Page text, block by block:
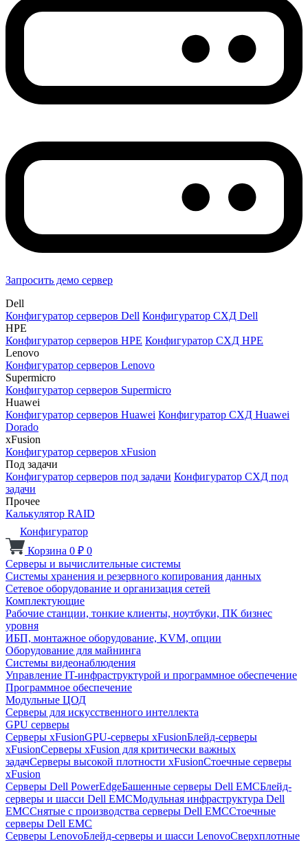
Запросить демо сервер
Dell
Конфигуратор серверов Dell Конфигуратор СХД Dell
HPE
Конфигуратор серверов HPE Конфигуратор СХД HPE
Lenovo
Конфигуратор серверов Lenovo
Supermicro
Конфигуратор серверов Supermicro
Huawei
Конфигуратор серверов Huawei Конфигуратор СХД Huawei
Dorado
xFusion
Конфигуратор серверов xFusion
Под задачи
Конфигуратор серверов под задачи Конфигуратор СХД под
задачи
Прочее
Калькулятор RAID
Конфигуратор
Корзина 0 ₽ 0
Серверы и вычислительные системы
Системы хранения и резервного копирования данных
Сетевое оборудование и организация сетей
Комплектующие
Рабочие станции, тонкие клиенты, ноутбуки, ПК бизнес
уровня
ИБП, монтажное оборудование, KVM, опции
Оборудование для майнинга
Системы видеонаблюдения
Управление IT-инфраструктурой и программное обеспечение
Программное обеспечение
Модульные ЦОД
Серверы для искусственного интеллекта
GPU серверы
Серверы xFusionGPU-серверы xFusionБлейд-серверы
xFusionСерверы xFusion для критически важных
задачСерверы высокой плотности xFusionСтоечные серверы
xFusion
Серверы Dell PowerEdgeБашенные серверы Dell EMCБлейд-
серверы и шасси Dell EMCМодульная инфраструктура Dell
EMCСнятые с производства серверы Dell EMCСтоечные
серверы Dell EMC
Серверы LenovoБлейд-серверы и шасси LenovoСверхплотные